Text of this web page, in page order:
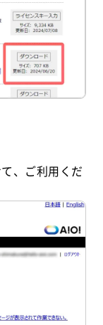
、ご利用くだ